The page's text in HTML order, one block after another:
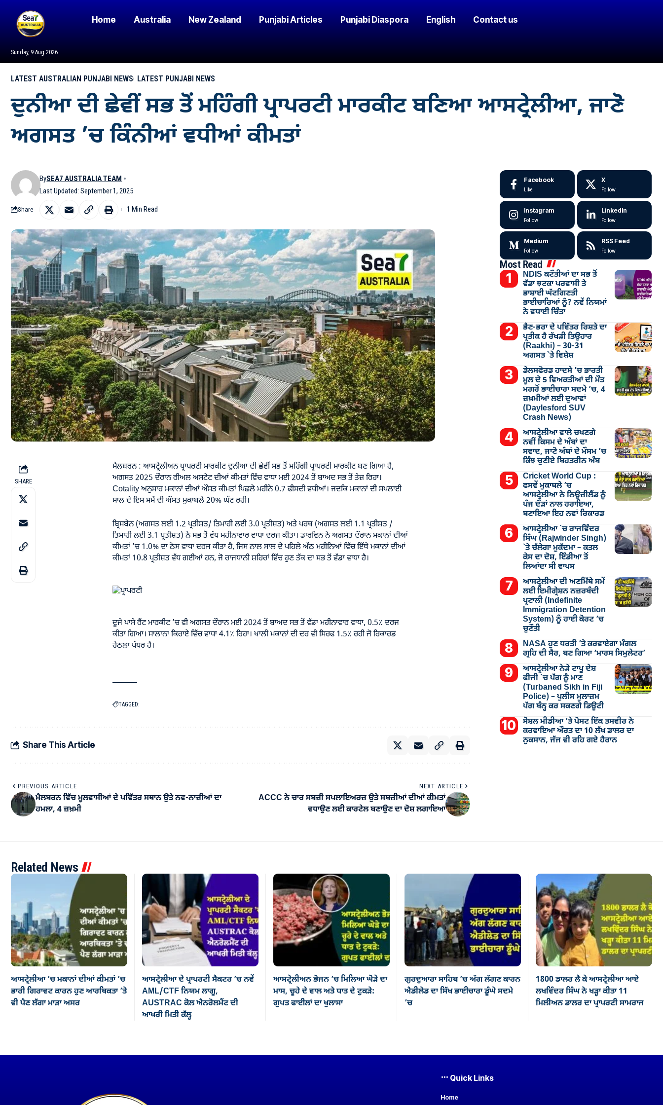
Sunday, 9 Aug 2026
Home Australia New Zealand Punjabi Articles Punjabi Diaspora English Contact us
LATEST AUSTRALIAN PUNJABI NEWS LATEST PUNJABI NEWS
ਦੁਨੀਆ ਦੀ ਛੇਵੀਂ ਸਭ ਤੋਂ ਮਹਿੰਗੀ ਪ੍ਰਾਪਰਟੀ ਮਾਰਕੀਟ ਬਣਿਆ ਆਸਟ੍ਰੇਲੀਆ, ਜਾਣੋ
ਅਗਸਤ ’ਚ ਕਿੰਨੀਆਂ ਵਧੀਆਂ ਕੀਮਤਾਂ
Last Updated: September 1, 2025
BySEA7 AUSTRALIA TEAM
Share 1 Min Read
SHARE
ਮੈਲਬਰਨ : ਆਸਟ੍ਰੇਲੀਅਨ ਪ੍ਰਾਪਰਟੀ ਮਾਰਕੀਟ ਦੁਨੀਆ ਦੀ ਛੇਵੀਂ ਸਭ ਤੋਂ ਮਹਿੰਗੀ ਪ੍ਰਾਪਰਟੀ ਮਾਰਕੀਟ ਬਣ ਗਿਆ ਹੈ,
ਅਗਸਤ 2025 ਦੌਰਾਨ ਰੀਅਲ ਅਸਟੇਟ ਦੀਆਂ ਕੀਮਤਾਂ ਵਿੱਚ ਵਾਧਾ ਮਈ 2024 ਤੋਂ ਬਾਅਦ ਸਭ ਤੋਂ ਤੇਜ਼ ਰਿਹਾ।
Cotality ਅਨੁਸਾਰ ਮਕਾਨਾਂ ਦੀਆਂ ਔਸਤ ਕੀਮਤਾਂ ਪਿਛਲੇ ਮਹੀਨੇ 0.7 ਫੀਸਦੀ ਵਧੀਆਂ। ਜਦਕਿ ਮਕਾਨਾਂ ਦੀ ਸਪਲਾਈ
ਸਾਲ ਦੇ ਇਸ ਸਮੇਂ ਦੀ ਔਸਤ ਮੁਕਾਬਲੇ 20% ਘੱਟ ਰਹੀ।
ਬ੍ਰਿਸਬੇਨ (ਅਗਸਤ ਲਈ 1.2 ਪ੍ਰਤੀਸ਼ਤ/ ਤਿਮਾਹੀ ਲਈ 3.0 ਪ੍ਰਤੀਸ਼ਤ) ਅਤੇ ਪਰਥ (ਅਗਸਤ ਲਈ 1.1 ਪ੍ਰਤੀਸ਼ਤ /
ਤਿਮਾਹੀ ਲਈ 3.1 ਪ੍ਰਤੀਸ਼ਤ) ਨੇ ਸਭ ਤੋਂ ਵੱਧ ਮਹੀਨਾਵਾਰ ਵਾਧਾ ਦਰਜ ਕੀਤਾ। ਡਾਰਵਿਨ ਨੇ ਅਗਸਤ ਦੌਰਾਨ ਮਕਾਨਾਂ ਦੀਆਂ
ਕੀਮਤਾਂ ’ਚ 1.0% ਦਾ ਠੋਸ ਵਾਧਾ ਦਰਜ ਕੀਤਾ ਹੈ, ਜਿਸ ਨਾਲ ਸਾਲ ਦੇ ਪਹਿਲੇ ਅੱਠ ਮਹੀਨਿਆਂ ਵਿੱਚ ਇੱਥੇ ਮਕਾਨਾਂ ਦੀਆਂ
ਕੀਮਤਾਂ 10.8 ਪ੍ਰਤੀਸ਼ਤ ਵੱਧ ਗਈਆਂ ਹਨ, ਜੋ ਰਾਜਧਾਨੀ ਸ਼ਹਿਰਾਂ ਵਿੱਚ ਹੁਣ ਤੱਕ ਦਾ ਸਭ ਤੋਂ ਵੱਡਾ ਵਾਧਾ ਹੈ।
ਦੂਜੇ ਪਾਸੇ ਰੈਂਟ ਮਾਰਕੀਟ ’ਚ ਵੀ ਅਗਸਤ ਦੌਰਾਨ ਮਈ 2024 ਤੋਂ ਬਾਅਦ ਸਭ ਤੋਂ ਵੱਡਾ ਮਹੀਨਾਵਾਰ ਵਾਧਾ, 0.5٪ ਦਰਜ
ਕੀਤਾ ਗਿਆ। ਸਾਲਾਨਾ ਕਿਰਾਏ ਵਿੱਚ ਵਾਧਾ 4.1٪ ਰਿਹਾ। ਖਾਲੀ ਮਕਾਨਾਂ ਦੀ ਦਰ ਵੀ ਸਿਰਫ 1.5٪ ਰਹੀ ਜੋ ਰਿਕਾਰਡ
ਹੇਠਲਾ ਪੱਧਰ ਹੈ।
TAGGED:
Share This Article
PREVIOUS ARTICLE
ਮੈਲਬਰਨ ਵਿੱਚ ਮੂਲਵਾਸੀਆਂ ਦੇ ਪਵਿੱਤਰ ਸਥਾਨ ਉਤੇ ਨਵ-ਨਾਜ਼ੀਆਂ ਦਾ
ਹਮਲਾ, 4 ਜ਼ਖ਼ਮੀ
NEXT ARTICLE
ACCC ਨੇ ਚਾਰ ਸਬਜ਼ੀ ਸਪਲਾਇਅਰਜ਼ ਉਤੇ ਸਬਜ਼ੀਆਂ ਦੀਆਂ ਕੀਮਤਾਂ
ਵਧਾਉਣ ਲਈ ਕਾਰਟੇਲ ਬਣਾਉਣ ਦਾ ਦੋਸ਼ ਲਗਾਇਆ
Facebook
Like
X
Follow
Instagram
Follow
LinkedIn
Follow
Medium
Follow
RSS Feed
Follow
Most Read
NDIS ਕਟੌਤੀਆਂ ਦਾ ਸਭ ਤੋਂ
ਵੱਡਾ ਝਟਕਾ ਪਰਵਾਸੀ ਤੇ
ਭਾਸ਼ਾਈ ਘੱਟਗਿਣਤੀ
ਭਾਈਚਾਰਿਆਂ ਨੂੰ? ਨਵੇਂ ਨਿਯਮਾਂ
ਨੇ ਵਧਾਈ ਚਿੰਤਾ
ਭੈਣ-ਭਰਾ ਦੇ ਪਵਿੱਤਰ ਰਿਸ਼ਤੇ ਦਾ
ਪ੍ਰਤੀਕ ਹੈ ਰੱਖੜੀ ਤਿਉਹਾਰ
(Raakhi) – 30-31
ਅਗਸਤ `ਤੇ ਵਿਸ਼ੇਸ਼
ਡੇਲਸਫੋਰਡ ਹਾਦਸੇ ’ਚ ਭਾਰਤੀ
ਮੂਲ ਦੇ 5 ਵਿਅਕਤੀਆਂ ਦੀ ਮੌਤ
ਮਗਰੋਂ ਭਾਈਚਾਰਾ ਸਦਮੇ ’ਚ, 4
ਜ਼ਖ਼ਮੀਆਂ ਲਈ ਦੁਆਵਾਂ
(Daylesford SUV
Crash News)
ਆਸਟ੍ਰੇਲੀਆ ਵਾਲੇ ਚਖਣਗੇ
ਨਵੀਂ ਕਿਸਮ ਦੇ ਅੰਬਾਂ ਦਾ
ਸਵਾਦ, ਜਾਣੋ ਅੰਬਾਂ ਦੇ ਮੌਸਮ ’ਚ
ਕਿੰਝ ਚੁਣੀਏ ਬਿਹਤਰੀਨ ਅੰਬ
Cricket World Cup :
ਫਸਵੇਂ ਮੁਕਾਬਲੇ ’ਚ
ਆਸਟ੍ਰੇਲੀਆ ਨੇ ਨਿਊਜ਼ੀਲੈਂਡ ਨੂੰ
ਪੰਜ ਦੌੜਾਂ ਨਾਲ ਹਰਾਇਆ,
ਬਣਾਇਆ ਇਹ ਨਵਾਂ ਰਿਕਾਰਡ
ਆਸਟ੍ਰੇਲੀਆ `ਚ ਰਾਜਵਿੰਦਰ
ਸਿੰਘ (Rajwinder Singh)
`ਤੇ ਚੱਲੇਗਾ ਮੁੁਕੱਦਮਾ – ਕਤਲ
ਕੇਸ ਦਾ ਦੋਸ਼, ਇੰਡੀਆ ਤੋਂ
ਲਿਆਂਦਾ ਸੀ ਵਾਪਸ
ਆਸਟ੍ਰੇਲੀਆ ਦੀ ਅਣਮਿੱਥੇ ਸਮੇਂ
ਲਈ ਇਮੀਗ੍ਰੇਸ਼ਨ ਨਜ਼ਰਬੰਦੀ
ਪ੍ਰਣਾਲੀ (Indefinite
Immigration Detention
System) ਨੂੰ ਹਾਈ ਕੋਰਟ ’ਚ
ਚੁਣੌਤੀ
NASA ਹੁਣ ਧਰਤੀ ’ਤੇ ਕਰਵਾਏਗਾ ਮੰਗਲ
ਗ੍ਰਹਿ ਦੀ ਸੈਰ, ਬਣ ਗਿਆ ‘ਮਾਰਸ ਸਿਮੁਲੇਟਰ’
ਆਸਟ੍ਰੇਲੀਆ ਨੇੜੇ ਟਾਪੂ ਦੇਸ਼
ਫੀਜੀ `ਚ ਪੱਗ ਨੂੰ ਮਾਣ
(Turbaned Sikh in Fiji
Police) – ਪੁਲੀਸ ਮੁਲਾਜ਼ਮ
ਪੱਗ ਬੰਨ੍ਹ ਕਰ ਸਕਣਗੇ ਡਿਊਟੀ
ਸੋਸ਼ਲ ਮੀਡੀਆ ’ਤੇ ਪੋਸਟ ਇੱਕ ਤਸਵੀਰ ਨੇ
ਕਰਵਾਇਆ ਔਰਤ ਦਾ 10 ਲੱਖ ਡਾਲਰ ਦਾ
ਨੁਕਸਾਨ, ਜੱਜ ਵੀ ਰਹਿ ਗਏ ਹੈਰਾਨ
Related News
ਆਸਟ੍ਰੇਲੀਆ ’ਚ ਮਕਾਨਾਂ ਦੀਆਂ ਕੀਮਤਾਂ ’ਚ
ਭਾਰੀ ਗਿਰਾਵਟ ਕਾਰਨ ਹੁਣ ਆਰਥਿਕਤਾ ’ਤੇ
ਵੀ ਪੈਣ ਲੱਗਾ ਮਾੜਾ ਅਸਰ
ਆਸਟ੍ਰੇਲੀਆ ਦੇ ਪ੍ਰਾਪਰਟੀ ਸੈਕਟਰ ’ਚ ਨਵੇਂ
AML/CTF ਨਿਯਮ ਲਾਗੂ,
AUSTRAC ਕੋਲ ਐਨਰੋਲਮੈਂਟ ਦੀ
ਆਖਰੀ ਮਿਤੀ ਕੱਲ੍ਹ
ਆਸਟ੍ਰੇਲੀਅਨ ਭੋਜਨ ’ਚ ਮਿਲਿਆ ਘੋੜੇ ਦਾ
ਮਾਸ, ਚੂਹੇ ਦੇ ਵਾਲ ਅਤੇ ਧਾਤ ਦੇ ਟੁਕੜੇ:
ਗੁਪਤ ਫਾਈਲਾਂ ਦਾ ਖੁਲਾਸਾ
ਗੁਰਦੁਆਰਾ ਸਾਹਿਬ ’ਚ ਅੱਗ ਲੱਗਣ ਕਾਰਨ
ਐਡੀਲੇਡ ਦਾ ਸਿੱਖ ਭਾਈਚਾਰਾ ਡੂੰਘੇ ਸਦਮੇ
’ਚ
1800 ਡਾਲਰ ਲੈ ਕੇ ਆਸਟ੍ਰੇਲੀਆ ਆਏ
ਲਖਵਿੰਦਰ ਸਿੰਘ ਨੇ ਖੜ੍ਹਾ ਕੀਤਾ 11
ਮਿਲੀਅਨ ਡਾਲਰ ਦਾ ਪ੍ਰਾਪਰਟੀ ਸਾਮਰਾਜ
Quick Links
Home